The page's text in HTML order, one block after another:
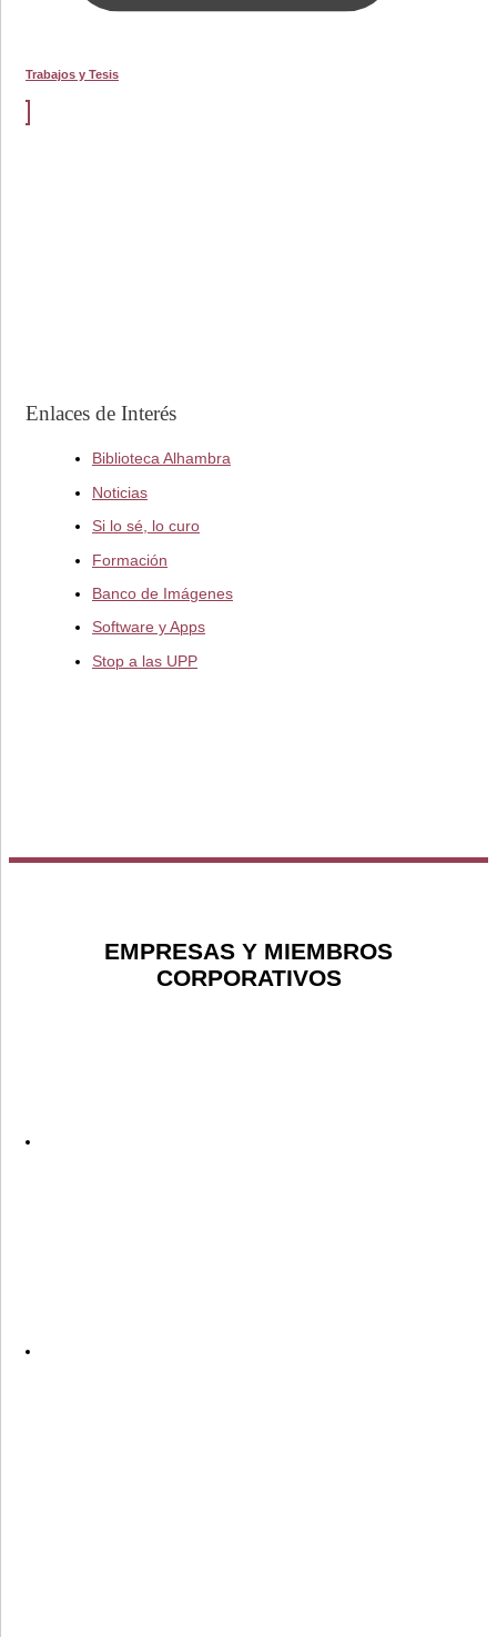
Trabajos y Tesis
Enlaces de Interés
Biblioteca Alhambra
Noticias
Si lo sé, lo curo
Formación
Banco de Imágenes
Software y Apps
Stop a las UPP
EMPRESAS Y MIEMBROS
CORPORATIVOS